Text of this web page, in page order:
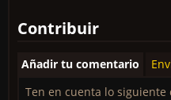
Contribuir
Añadir tu comentario
Ten en cuenta lo